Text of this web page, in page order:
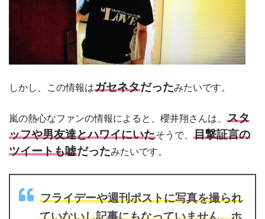
しかし、この情報はガセネタだったみたいです。
嵐の熱心なファンの情報によると、櫻井翔さんは、 スタ
ッフや男友達とハワイにいたそうで、 目撃証言の
ツイートも嘘だったみたいです。
フライデーや週刊ポストに写真を撮られ